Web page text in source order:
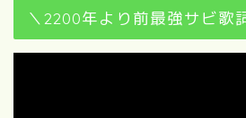
＼2200年より前最強サビ歌